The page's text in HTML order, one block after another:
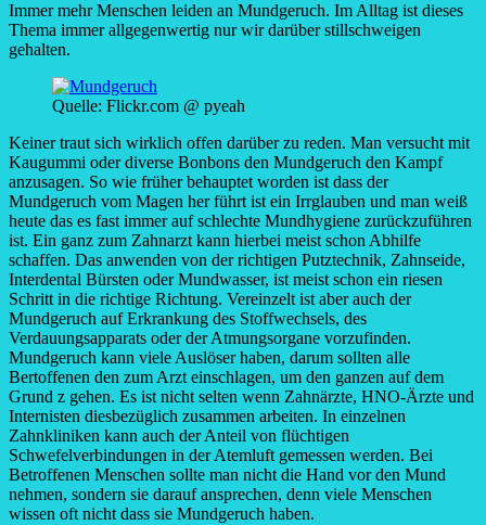
Immer mehr Menschen leiden an Mundgeruch. Im Alltag ist dieses
Thema immer allgegenwertig nur wir darüber stillschweigen
gehalten.
Quelle: Flickr.com @ pyeah
Keiner traut sich wirklich offen darüber zu reden. Man versucht mit
Kaugummi oder diverse Bonbons den Mundgeruch den Kampf
anzusagen. So wie früher behauptet worden ist dass der
Mundgeruch vom Magen her führt ist ein Irrglauben und man weiß
heute das es fast immer auf schlechte Mundhygiene zurückzuführen
ist. Ein ganz zum Zahnarzt kann hierbei meist schon Abhilfe
schaffen. Das anwenden von der richtigen Putztechnik, Zahnseide,
Interdental Bürsten oder Mundwasser, ist meist schon ein riesen
Schritt in die richtige Richtung. Vereinzelt ist aber auch der
Mundgeruch auf Erkrankung des Stoffwechsels, des
Verdauungsapparats oder der Atmungsorgane vorzufinden.
Mundgeruch kann viele Auslöser haben, darum sollten alle
Bertoffenen den zum Arzt einschlagen, um den ganzen auf dem
Grund z gehen. Es ist nicht selten wenn Zahnärzte, HNO-Ärzte und
Internisten diesbezüglich zusammen arbeiten. In einzelnen
Zahnkliniken kann auch der Anteil von flüchtigen
Schwefelverbindungen in der Atemluft gemessen werden. Bei
Betroffenen Menschen sollte man nicht die Hand vor den Mund
nehmen, sondern sie darauf ansprechen, denn viele Menschen
wissen oft nicht dass sie Mundgeruch haben.